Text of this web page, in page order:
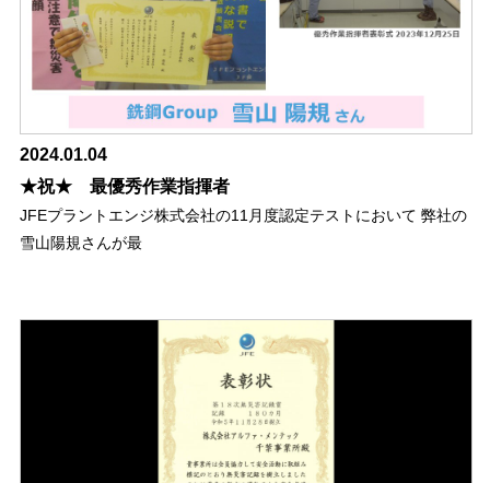
2024.01.04
★祝★ 最優秀作業指揮者
JFEプラントエンジ株式会社の11月度認定テストにおいて 弊社の
雪山陽規さんが最